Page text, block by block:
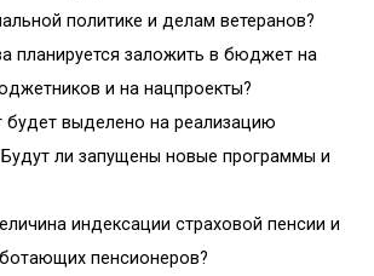
политике и делам ветеранов?
планируется заложить в бюджет на
и на нацпроекты?
будет выделено на реализацию
ли запущены новые программы и
индексации страховой пенсии и
пенсионеров?